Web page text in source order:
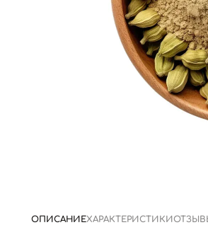
ОПИСАНИЕХАРАКТЕРИСТИКИ